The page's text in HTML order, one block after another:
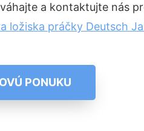
a kontaktujte nás
ložiska práčky Deutsch
PONUKU